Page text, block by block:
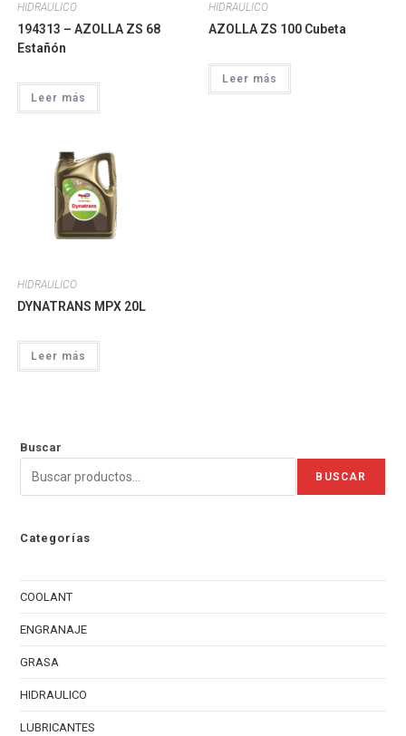
HIDRAULICO
194313 – AZOLLA ZS 68
Estañón
Leer más
HIDRAULICO
AZOLLA ZS 100 Cubeta
Leer más
HIDRAULICO
DYNATRANS MPX 20L
Leer más
Buscar
BUSCAR
Categorías
COOLANT
ENGRANAJE
GRASA
HIDRAULICO
LUBRICANTES